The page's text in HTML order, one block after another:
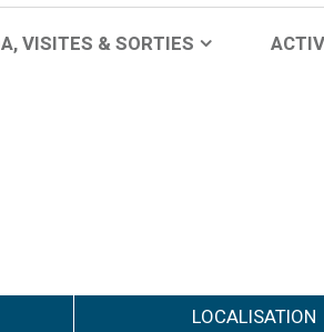
VISITES & SORTIES
LOCALISATION